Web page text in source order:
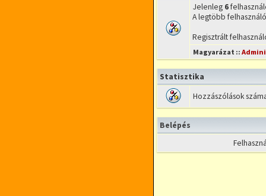
Jelenleg 6
A legtöbb
Regisztrált
Magyarázat ::
Statisztika
Hozzászólások
Belépés